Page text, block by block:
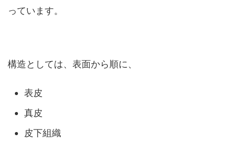
っています。
構造としては、表面から順に、
表皮
真皮
皮下組織